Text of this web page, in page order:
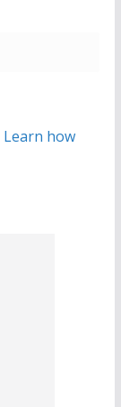
Learn how